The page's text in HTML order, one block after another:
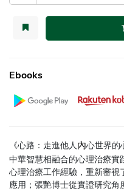
Ebooks
《心路：走進他人 內心世界的
中華智慧相融合的心理治療實
心理治療工作經驗，重新審視
應用；張艷博士從實證研究角